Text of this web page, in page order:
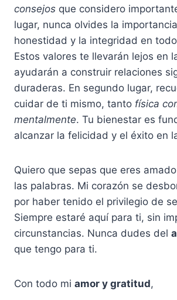
consejos que considero
lugar, nunca olvides la
honestidad y la integridad en
Estos valores te llevarán lejos en
ayudarán a construir relaciones
duraderas. En segundo lugar,
cuidar de ti mismo, tanto física
mentalmente. Tu bienestar es
alcanzar la felicidad y el éxito en
Quiero que sepas que eres
las palabras. Mi corazón se
por haber tenido el privilegio de
Siempre estaré aquí para ti, sin
circunstancias. Nunca dudes del
que tengo para ti.
Con todo mi amor y gratitud,